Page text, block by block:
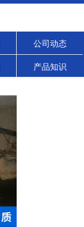
公司动态
产品知识